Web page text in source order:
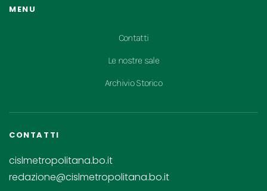
MENU
Contatti
Le nostre sale
Archivio Storico
CONTATTI
cislmetropolitana.bo.it
redazione@cislmetropolitana.bo.it